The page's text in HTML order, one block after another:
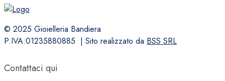
© 2025 Gioielleria Bandiera
P.IVA:01235880885 | Sito realizzato da BSS SRL
Contattaci qui